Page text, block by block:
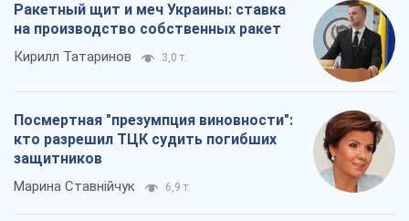
Ракетный щит и меч Украины: ставка
на производство собственных ракет
Кирилл Татаринов 3,0 т.
Посмертная "презумпция виновности":
кто разрешил ТЦК судить погибших
защитников
Марина Ставнійчук 6,9 т.